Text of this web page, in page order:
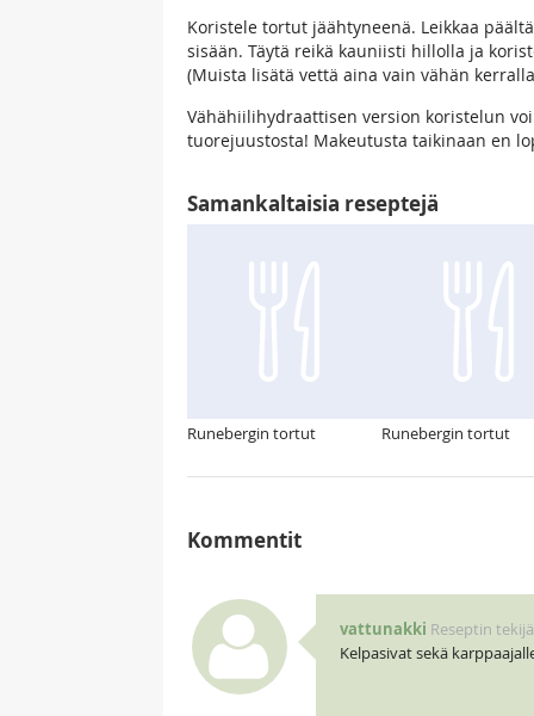
Koristele tortut jäähtyneenä. Leikkaa
sisään. Täytä reikä kauniisti hillolla ja
(Muista lisätä vettä aina vain vähän
Vähähiilihydraattisen version koristelun
tuorejuustosta! Makeutusta taikinaan en
Samankaltaisia reseptejä
Runebergin tortut Runebergin tortut
Kommentit
vattunakki Reseptin tekijä
Kelpasivat sekä